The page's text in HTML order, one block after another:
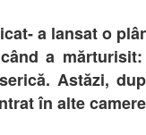
a lansat o
a
Astăzi,
în alte